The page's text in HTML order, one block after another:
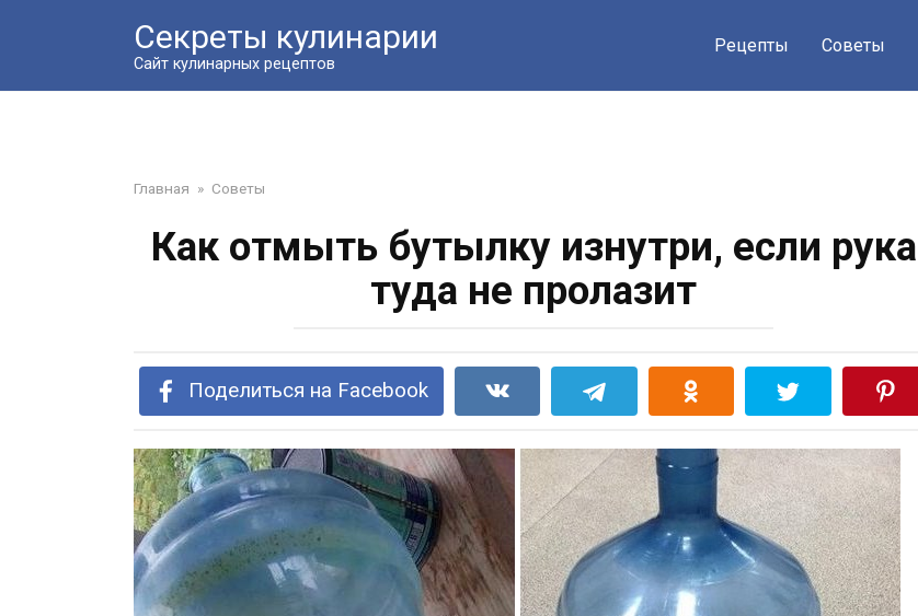
Секреты кулинарии
Сайт кулинарных рецептов
Рецепты Советы
Главная » Советы
Как отмыть бутылку изнутри, если рука
туда не пролазит
Поделиться на Facebook